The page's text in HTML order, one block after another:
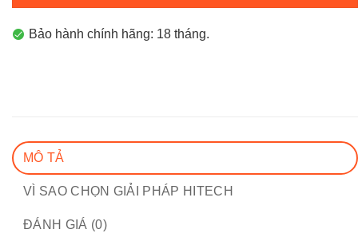
Bảo hành chính hãng: 18 tháng.
MÔ TẢ
VÌ SAO CHỌN GIẢI PHÁP HITECH
ĐÁNH GIÁ (0)